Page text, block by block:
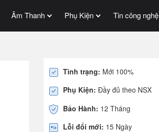
Âm Thanh Phụ Kiện Tin công nghệ
Tình trạng: Mới 100%
Phụ Kiện: Đầy đủ theo NSX
Bảo Hành: 12 Tháng
Lỗi đổi mới: 15 Ngày